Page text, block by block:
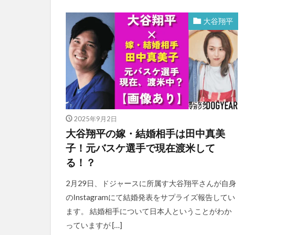
大谷翔平
2025年9月2日
大谷翔平の嫁・結婚相手は田中真美
子！元バスケ選手で現在渡米して
る！？
2月29日、ドジャースに所属す大谷翔平さんが自身
のInstagramにて結婚発表をサプライズ報告してい
ます。 結婚相手について日本人ということがわか
っていますが […]